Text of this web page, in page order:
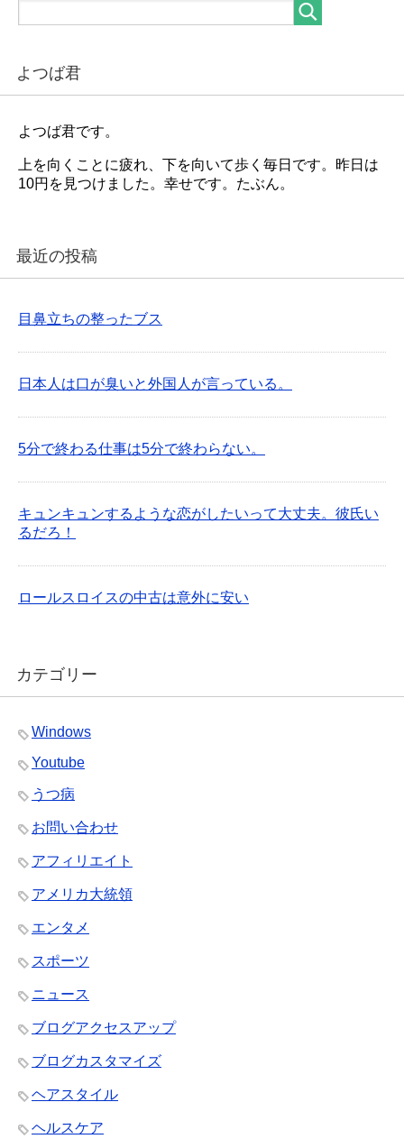
よつば君
よつば君です。
上を向くことに疲れ、下を向いて歩く毎日です。昨日は
10円を見つけました。幸せです。たぶん。
最近の投稿
目鼻立ちの整ったブス
日本人は口が臭いと外国人が言っている。
5分で終わる仕事は5分で終わらない。
キュンキュンするような恋がしたいって大丈夫。彼氏い
るだろ！
ロールスロイスの中古は意外に安い
カテゴリー
Windows
Youtube
うつ病
お問い合わせ
アフィリエイト
アメリカ大統領
エンタメ
スポーツ
ニュース
ブログアクセスアップ
ブログカスタマイズ
ヘアスタイル
ヘルスケア